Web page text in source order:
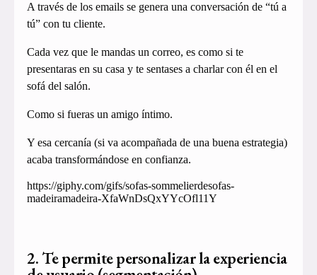
A través de los emails se genera una conversación de “tú a
tú” con tu cliente.
Cada vez que le mandas un correo, es como si te
presentaras en su casa y te sentases a charlar con él en el
sofá del salón.
Como si fueras un amigo íntimo.
Y esa cercanía (si va acompañada de una buena estrategia)
acaba transformándose en confianza.
https://giphy.com/gifs/sofas-sommelierdesofas-
madeiramadeira-XfaWnDsQxYYcOfl11Y
2. Te permite personalizar la experiencia